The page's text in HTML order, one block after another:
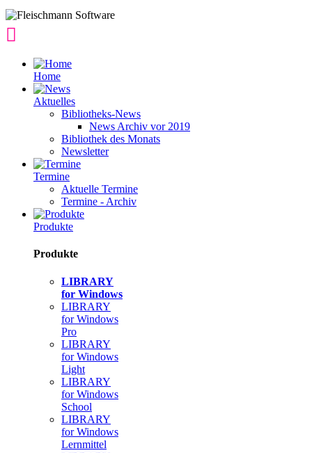
Home
Aktuelles
Bibliotheks-News
News Archiv vor 2019
Bibliothek des Monats
Newsletter
Termine
Aktuelle Termine
Termine - Archiv
Produkte
Produkte
LIBRARY
for Windows
LIBRARY
for Windows
Pro
LIBRARY
for Windows
Light
LIBRARY
for Windows
School
LIBRARY
for Windows
Lernmittel